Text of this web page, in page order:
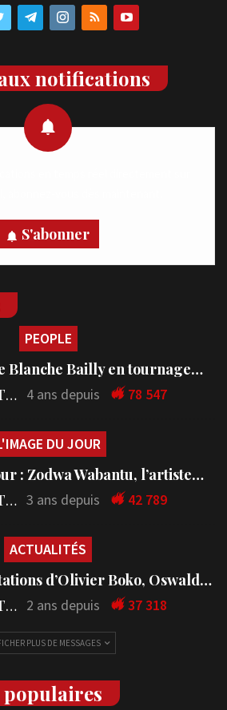
notifications
S'abonner
PEOPLE
Blanche Bailly en tournage…
LA REDACTION 4 ans depuis 78 547
DU JOUR
: Zodwa Wabantu, l’artiste…
LA REDACTION 3 ans depuis 42 789
ACTUALITÉS
d’Olivier Boko, Oswald…
LA REDACTION 2 ans depuis 37 318
PLUS DE MESSAGES
populaires